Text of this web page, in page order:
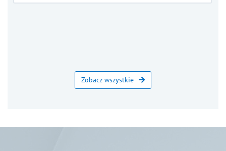
Zobacz wszystkie